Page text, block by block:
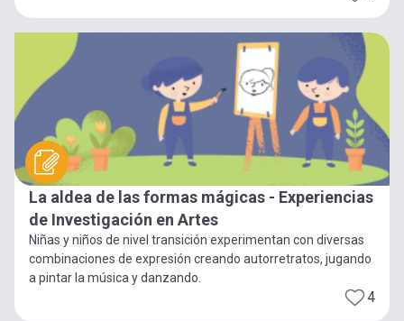
La aldea de las formas mágicas - Experiencias
de Investigación en Artes
Niñas y niños de nivel transición experimentan con diversas
combinaciones de expresión creando autorretratos, jugando
a pintar la música y danzando.
4